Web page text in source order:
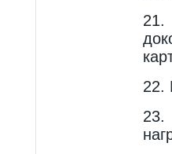
22.
23.